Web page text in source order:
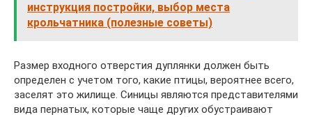
инструкция постройки, выбор места
крольчатника (полезные советы)
Размер входного отверстия дуплянки должен быть
определен с учетом того, какие птицы, вероятнее всего,
заселят это жилище. Синицы являются представителями
вида пернатых, которые чаще других обустраивают